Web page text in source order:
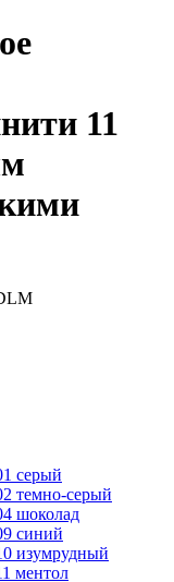
11